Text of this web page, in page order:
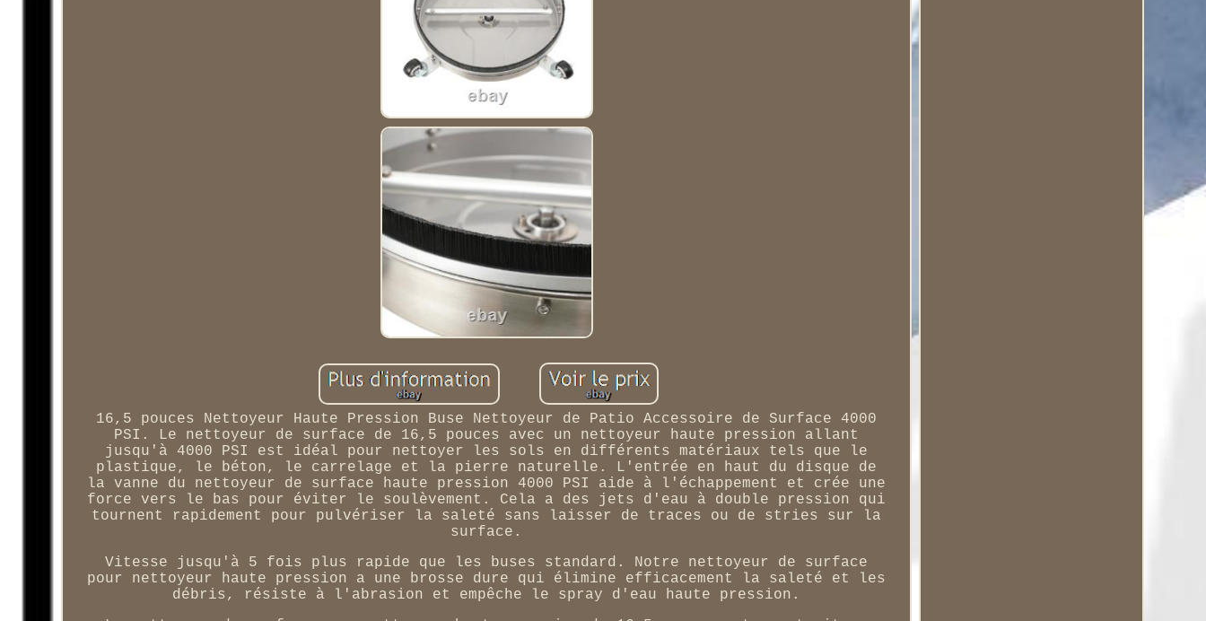
16,5 pouces Nettoyeur Haute Pression Buse Nettoyeur de Patio Accessoire de Surface 4000
PSI. Le nettoyeur de surface de 16,5 pouces avec un nettoyeur haute pression allant
jusqu'à 4000 PSI est idéal pour nettoyer les sols en différents matériaux tels que le
plastique, le béton, le carrelage et la pierre naturelle. L'entrée en haut du disque de
la vanne du nettoyeur de surface haute pression 4000 PSI aide à l'échappement et crée une
force vers le bas pour éviter le soulèvement. Cela a des jets d'eau à double pression qui
tournent rapidement pour pulvériser la saleté sans laisser de traces ou de stries sur la
surface.
Vitesse jusqu'à 5 fois plus rapide que les buses standard. Notre nettoyeur de surface
pour nettoyeur haute pression a une brosse dure qui élimine efficacement la saleté et les
débris, résiste à l'abrasion et empêche le spray d'eau haute pression.